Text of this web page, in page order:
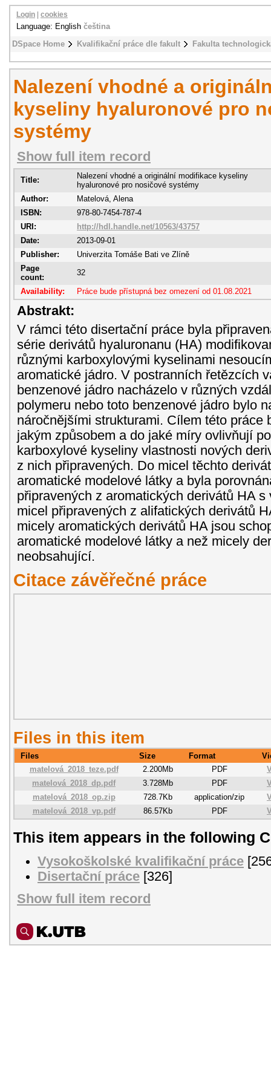
DSpace Home Kvalifikační práce dle fakult Fakulta
Login cookies
Language: English čeština
Nalezení vhodné a
kyseliny hyaluronové pro
systémy
Show full item record
Title:
Nalezení vhodné a originální modifikace kyseliny
hyaluronové pro nosičové systémy
Author:
Matelová, Alena
ISBN:
978-80-7454-787-4
URI:
http://hdl.handle.net/10563/43757
Date:
2013-09-01
Publisher:
Univerzita Tomáše Bati ve Zlíně
Page
count:
32
Availability: Práce bude přístupná bez omezení od 01.08.2021
Abstrakt:
V rámci této disertační práce byla
série derivátů hyaluronanu (HA)
různými karboxylovými kyselinami
aromatické jádro. V postranních řetězcích
benzenové jádro nacházelo v různých
polymeru nebo toto benzenové jádro bylo
náročnějšími strukturami. Cílem této práce
jakým způsobem a do jaké míry ovlivňují
karboxylové kyseliny vlastnosti nových
z nich připravených. Do micel těchto
aromatické modelové látky a byla
připravených z aromatických derivátů HA
micel připravených z alifatických derivátů
micely aromatických derivátů HA jsou
aromatické modelové látky a než micely
neobsahující.
Citace závěřečné práce
Files in this item
Files Size Format
matelová_2018_teze.pdf
2.200Mb PDF
matelová_2018_dp.pdf
3.728Mb PDF
matelová_2018_op.zip
728.7Kb application/zip
matelová_2018_vp.pdf
86.57Kb PDF
This item appears in the following
Vysokoškolské kvalifikační práce
Disertační práce [326]
Show full item record